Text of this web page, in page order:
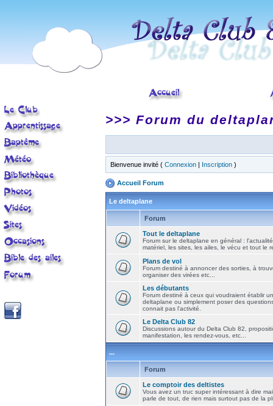
>>> Forum du
Bienvenue invité ( Connexion | Inscription )
Accueil Forum
Le deltaplane
Forum
Tout le deltaplane
Forum sur le deltaplane en général :
matériel, les sites, les ailes, le vécu et tout le
Plans de vol
Forum destiné à annoncer des sorties, à
organiser des virées etc...
Les débutants
Forum destiné à ceux qui voudraient établir
deltaplane ou simplement poser des
connait pas l'activité.
Le Delta Club 82
Discussions autour du Delta Club 82,
manifestation, les rendez-vous, etc...
...
Forum
Le comptoir des deltistes
Vous avez un truc super intéressant à dire
parle de tout, de rien mais surtout pas de la